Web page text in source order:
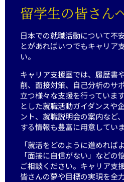
留学生の皆さん
日本での就職活動について不
とがあればいつでもキャリア
い。
キャリア支援室では、履歴書
削、面接対策、自己分析のサ
立つ様々な支援を行っていま
とした就職活動ガイダンスや
ント、就職説明会の案内など
する情報も豊富に用意していま
「就活をどのように進めれば
「面接に自信がない」などの
ご相談ください。キャリア支
皆さんの夢や目標の実現を全